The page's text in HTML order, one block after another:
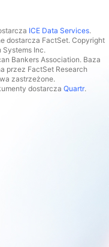
ICE Data Services.
dostarcza FactSet. Copyright
Inc.
Bankers Association. Baza
przez FactSet Research
zastrzeżone.
dostarcza Quartr.